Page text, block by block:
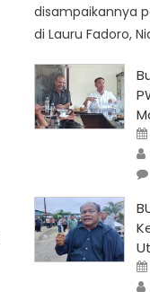
disampaikannya
di Lauru Fadoro,